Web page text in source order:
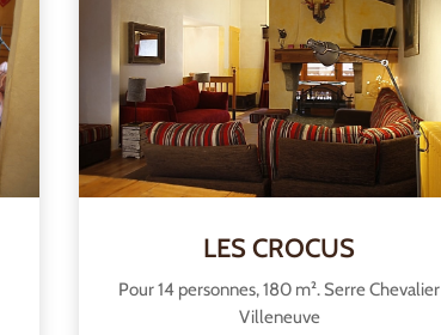
LES CROCUS
Pour 14 personnes, 180 m². Serre Chevalier
Villeneuve